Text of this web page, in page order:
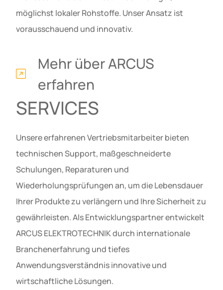
möglichst lokaler Rohstoffe. Unser Ansatz ist
vorausschauend und innovativ.
Mehr über ARCUS
erfahren
SERVICES
Unsere erfahrenen Vertriebsmitarbeiter bieten
technischen Support, maßgeschneiderte
Schulungen, Reparaturen und
Wiederholungsprüfungen an, um die Lebensdauer
Ihrer Produkte zu verlängern und Ihre Sicherheit zu
gewährleisten. Als Entwicklungspartner entwickelt
ARCUS ELEKTROTECHNIK durch internationale
Branchenerfahrung und tiefes
Anwendungsverständnis innovative und
wirtschaftliche Lösungen.